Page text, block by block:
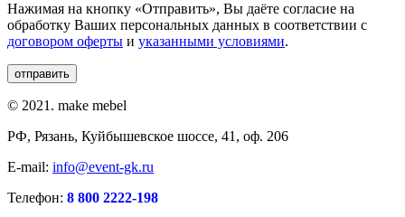
Нажимая на кнопку «Отправить», Вы даёте согласие на
обработку Ваших персональных данных в соответствии с
договором оферты и указанными условиями.
© 2021. make mebel
РФ, Рязань, Куйбышевское шоссе, 41, оф. 206
E-mail: info@event-gk.ru
Телефон: 8 800 2222-198